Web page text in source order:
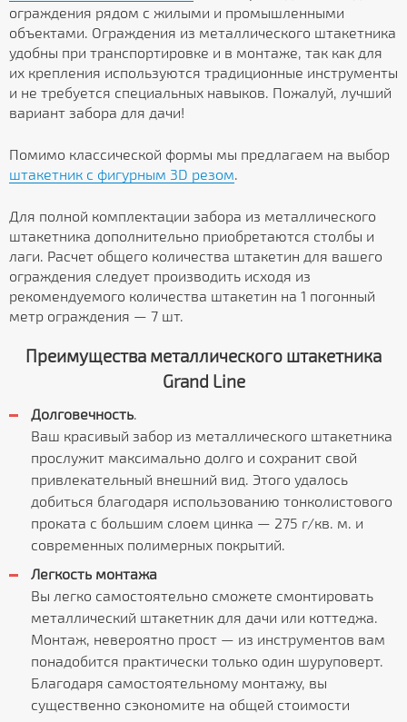
ограждения рядом с жилыми и промышленными
объектами. Ограждения из металлического штакетника
удобны при транспортировке и в монтаже, так как для
их крепления используются традиционные инструменты
и не требуется специальных навыков. Пожалуй, лучший
вариант забора для дачи!
Помимо классической формы мы предлагаем на выбор
штакетник с фигурным 3D резом.
Для полной комплектации забора из металлического
штакетника дополнительно приобретаются столбы и
лаги. Расчет общего количества штакетин для вашего
ограждения следует производить исходя из
рекомендуемого количества штакетин на 1 погонный
метр ограждения — 7 шт.
Преимущества металлического штакетника
Grand Line
Долговечность.
Ваш красивый забор из металлического штакетника
прослужит максимально долго и сохранит свой
привлекательный внешний вид. Этого удалось
добиться благодаря использованию тонколистового
проката с большим слоем цинка — 275 г/кв. м. и
современных полимерных покрытий.
Легкость монтажа
Вы легко самостоятельно сможете смонтировать
металлический штакетник для дачи или коттеджа.
Монтаж, невероятно прост — из инструментов вам
понадобится практически только один шуруповерт.
Благодаря самостоятельному монтажу, вы
существенно сэкономите на общей стоимости